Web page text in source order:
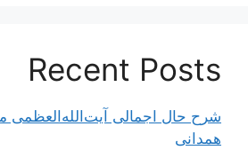
Recent Posts
شرح حال اجمالی آیت‌الله‌العظمی
همدانی